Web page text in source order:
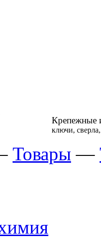
Крепежные
ключи,
Товары —